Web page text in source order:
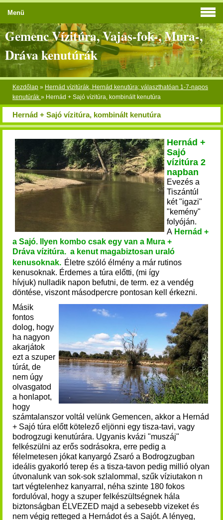
Gemenc Vízitúra, Vajas-fok-, Mura-,
Dráva kenutúrák
Kezdőlap » Hernád vízitúrák, Hernád kenutúra; választhatóan 1-7-napos
kenutúrák » Hernád + Sajó vízitúra, kombinált kenutúra
Hernád + Sajó vízitúra, kombinált kenutúra
Hernád +
Sajó
vízitúra 2
napban
Evezés a
Tiszántúl
két "igazi"
"kemény"
folyóján.
A Hernád +
a Sajó. Ilyen kombo csak egy van a Mura +
Dráva vízitúra. a kenut magabiztosan uraló
kenusoknak. Életre szóló élmény a már rutinos
kenusoknak. Érdemes a túra előtti, (mi így
hívjuk) nulladik napon befutni, de term. ez a vendég
döntése, viszont másodpercre pontosan kell érkezni.
Másik
fontos
dolog, hogy
ha nagyon
akarjátok
ezt a szuper
túrát, de
nem úgy
olvasgatod
a honlapot,
hogy
számtalanszor voltál velünk Gemencen, akkor a Hernád
+ Sajó túra előtt kötelező eljönni egy tisza-tavi, vagy
bodrogzugi kenutúrára. Ugyanis kvázi "muszáj"
felkészülni az erős sodrásokra, erre pedig a
félelmetesen jókat kanyargó Zsaró a Bodrogzugban
ideális gyakorló terep és a tisza-tavon pedig millió olyan
útvonalunk van sok-sok szlalommal, szűk víziutakon n
tart végtelenhez kanyarral, néha szinte 180 fokos
fordulóval, hogy a szuper felkészültségnek hála
biztonságban ÉLVEZED majd a sebesebb vizeket és
nem végig retteged a Hernádot és a Sajót. A lényeg,
Menü